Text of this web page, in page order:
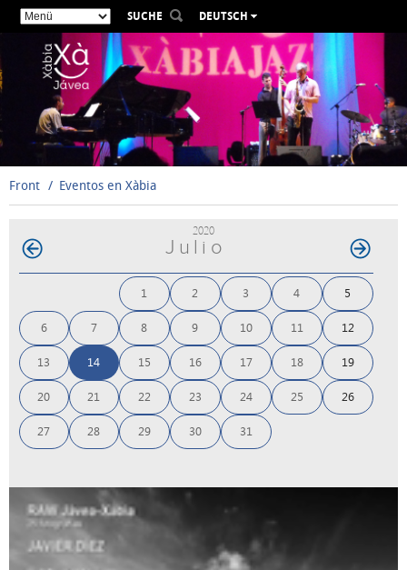
SUCHE
DEUTSCH
ESPAÑOL
VALENCIÀ
FRANÇAIS
РУССКИЙ
Front Eventos en Xàbia
2020
Julio
1 2 3 4 5
6 7 8 9 10 11 12
13 14 15 16 17 18 19
20 21 22 23 24 25 26
27 28 29 30 31